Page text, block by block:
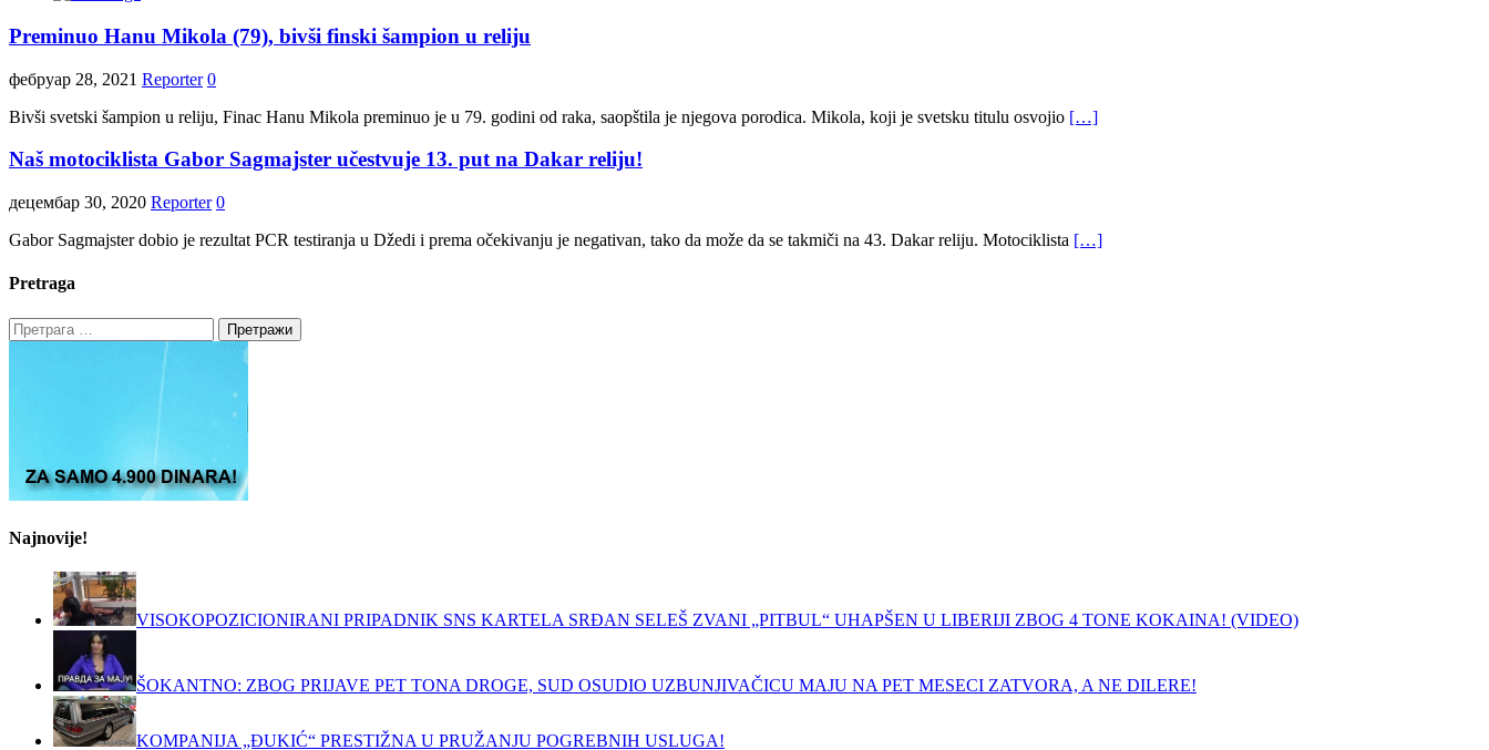
Preminuo Hanu Mikola (79), bivši finski šampion u reliju
фебруар 28, 2021 Reporter 0
Bivši svetski šampion u reliju, Finac Hanu Mikola preminuo je u 79. godini od raka, saopštila je njegova porodica. Mikola, koji je svetsku titulu osvojio […]
Naš motociklista Gabor Sagmajster učestvuje 13. put na Dakar reliju!
децембар 30, 2020 Reporter 0
Gabor Sagmajster dobio je rezultat PCR testiranja u Džedi i prema očekivanju je negativan, tako da može da se takmiči na 43. Dakar reliju. Motociklista […]
Pretraga
Претрага
за:
Najnovije!
VISOKOPOZICIONIRANI PRIPADNIK SNS KARTELA SRĐAN SELEŠ ZVANI „PITBUL“ UHAPŠEN U LIBERIJI ZBOG 4 TONE KOKAINA! (VIDEO)
ŠOKANTNO: ZBOG PRIJAVE PET TONA DROGE, SUD OSUDIO UZBUNJIVAČICU MAJU NA PET MESECI ZATVORA, A NE DILERE!
KOMPANIJA „ĐUKIĆ“ PRESTIŽNA U PRUŽANJU POGREBNIH USLUGA!